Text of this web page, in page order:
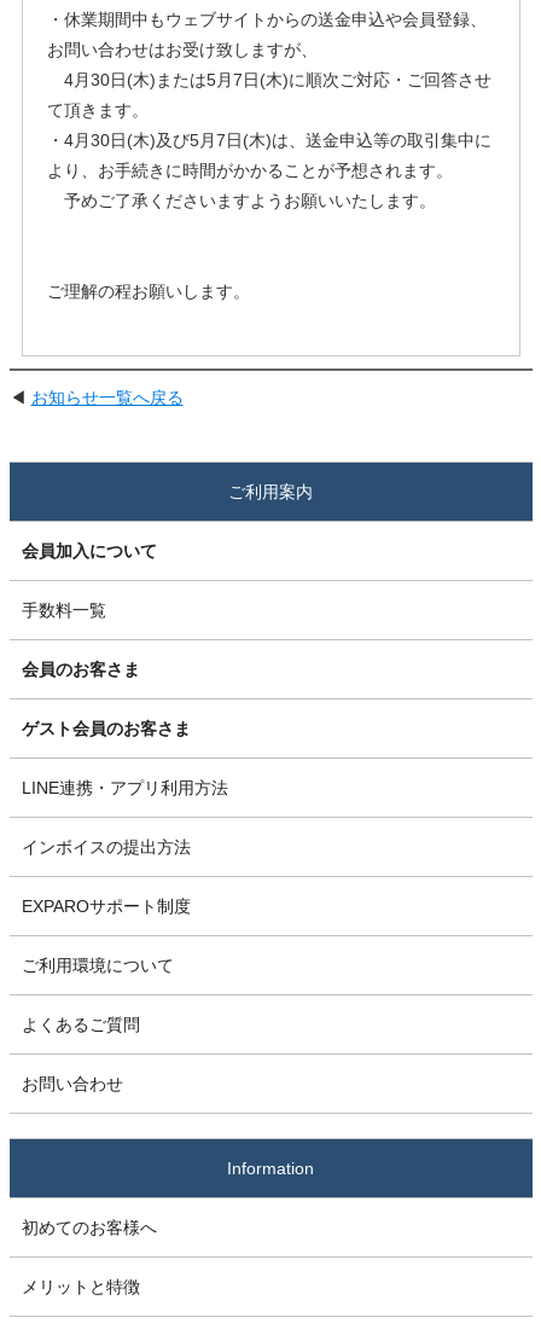
・休業期間中もウェブサイトからの送金申込や会員登録、
お問い合わせはお受け致しますが、
4月30日(木)または5月7日(木)に順次ご対応・ご回答させ
て頂きます。
・4月30日(木)及び5月7日(木)は、送金申込等の取引集中に
より、お手続きに時間がかかることが予想されます。
予めご了承くださいますようお願いいたします。
ご理解の程お願いします。
◀ お知らせ一覧へ戻る
ご利用案内
会員加入について
手数料一覧
会員のお客さま
ゲスト会員のお客さま
LINE連携・アプリ利用方法
インボイスの提出方法
EXPAROサポート制度
ご利用環境について
よくあるご質問
お問い合わせ
Information
初めてのお客様へ
メリットと特徴